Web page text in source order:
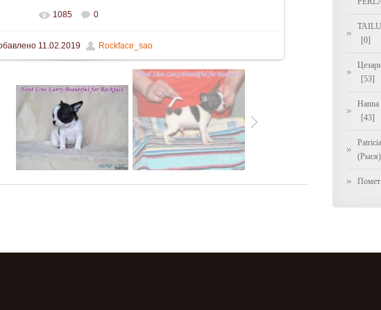
1085 0
11.02.2019 Rockface_sao
[0]
[53]
[43]
(Рыся)
Помет